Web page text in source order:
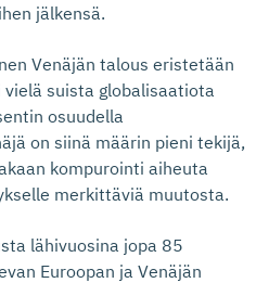
jälkensä.
Venäjän talous eristetään
suista globalisaatiota
osuudella
on siinä määrin pieni tekijä,
kompurointi aiheuta
merkittäviä muutosta.
lähivuosina jopa 85
Euroopan ja Venäjän